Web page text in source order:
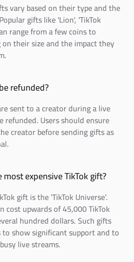
vary based on their type and the
gifts like 'Lion', 'TikTok
range from a few coins to
their size and the impact they
refunded?
sent to a creator during a live
refunded. Users should ensure
creator before sending gifts as
expensive TikTok gift?
gift is the 'TikTok Universe'.
cost upwards of 45,000 TikTok
hundred dollars. Such gifts
show significant support and to
live streams.